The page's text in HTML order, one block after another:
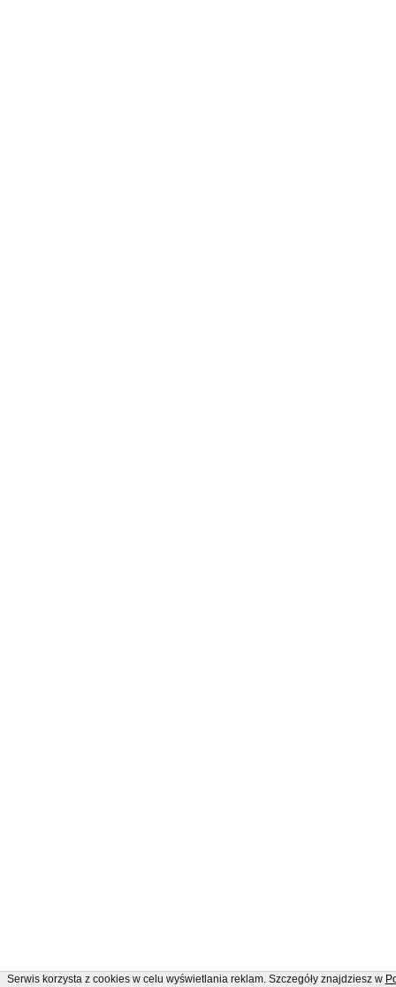
Serwis korzysta z cookies w celu wyświetlania reklam. Szczegóły znajdziesz w